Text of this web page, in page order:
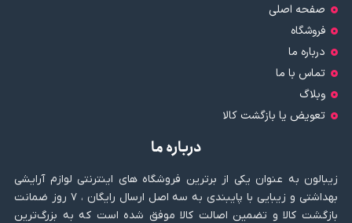
صفحه اصلی
فروشگاه
درباره ما
تماس با ما
وبلاگ
تعویض یا بازگشت کالا
درباره ما
زیبالون به عنوان یکی از برترین فروشگاه های اینترنتی لوازم آرایشی
بهداشتی و زیبایی با پایبندی به سه اصل ارسال رایگان ، ۷ روز ضمانت
بازگشت کالا و تضمین اصالت کالا موفق شده است که به بزرگ‌ترین